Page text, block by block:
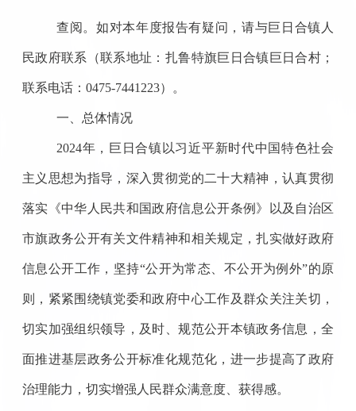
查阅。如对本年度报告有疑问，请与巨日合镇人
民政府联系（联系地址：扎鲁特旗巨日合镇巨日合村；
联系电话： 0475-7441223）。
一、总体情况
2024年，巨日合镇以习近平新时代中国特色社会
主义思想为指导，深入贯彻党的二十大精神，认真贯彻
落实《中华人民共和国政府信息公开条例》以及自治区
市旗政务公开有关文件精神和相关规定，扎实做好政府
信息公开工作，坚持“公开为常态、不公开为例外”的原
则，紧紧围绕镇党委和政府中心工作及群众关注关切，
切实加强组织领导，及时、规范公开本镇政务信息，全
面推进基层政务公开标准化规范化，进一步提高了政府
治理能力，切实增强人民群众满意度、获得感。